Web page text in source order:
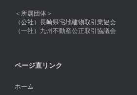
＜所属団体＞
（公社）長崎県宅地建物取引業協会
（一社）九州不動産公正取引協議会
ページ直リンク
ホーム